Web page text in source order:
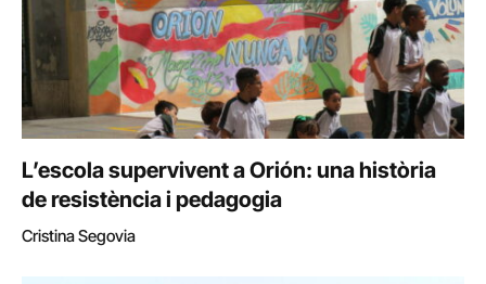
L’escola supervivent a Orión: una història
de resistència i pedagogia
Cristina Segovia